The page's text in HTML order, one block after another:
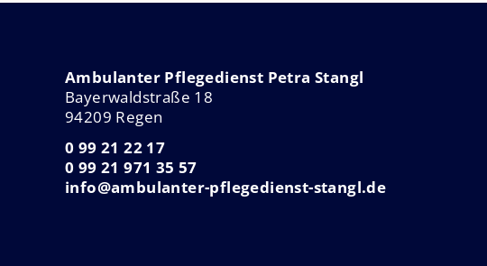
Ambulanter Pflegedienst Petra Stangl
Bayerwaldstraße 18
94209 Regen
0 99 21 22 17
0 99 21 971 35 57
info@ambulanter-pflegedienst-stangl.de